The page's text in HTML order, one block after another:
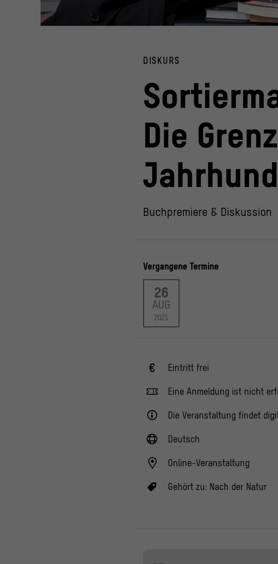
DISKURS
Die
Buchpremiere & Diskussion
Vergangene Termine
26
AUG
2021
Eintritt frei
Eine Anmeldung ist nicht
Die Veranstaltung findet
Deutsch
Online-Veranstaltung
Gehört zu: Nach der Natur